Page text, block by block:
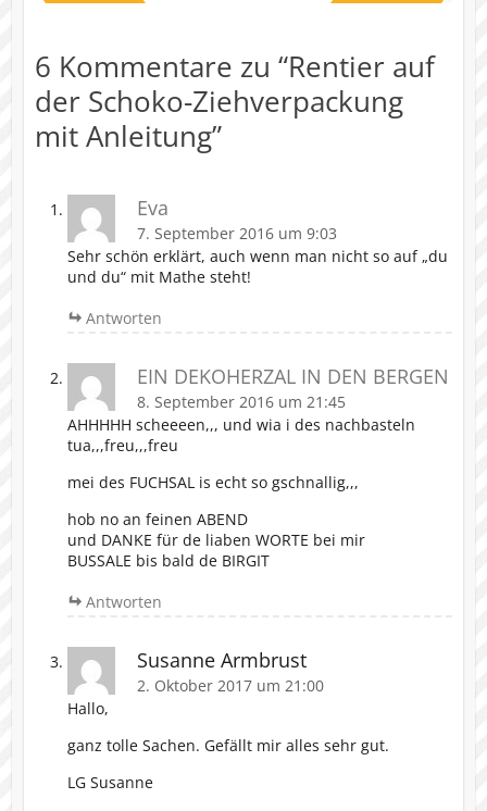
6 Kommentare zu “Rentier auf
der Schoko-Ziehverpackung
mit Anleitung”
Eva
7. September 2016 um 9:03
Sehr schön erklärt, auch wenn man nicht so auf „du
und du“ mit Mathe steht!
Antworten
EIN DEKOHERZAL IN DEN BERGEN
8. September 2016 um 21:45
AHHHHH scheeeen,,, und wia i des nachbasteln
tua,,,freu,,,freu
mei des FUCHSAL is echt so gschnallig,,,
hob no an feinen ABEND
und DANKE für de liaben WORTE bei mir
BUSSALE bis bald de BIRGIT
Antworten
Susanne Armbrust
2. Oktober 2017 um 21:00
Hallo,
ganz tolle Sachen. Gefällt mir alles sehr gut.
LG Susanne